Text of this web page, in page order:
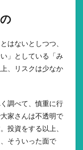
はないとしつつ、
」としている「み
、リスクは少なか
調べて、慎重に行
家さんは不透明で
投資をする以上、
そういった面で